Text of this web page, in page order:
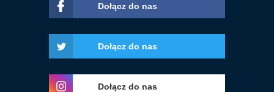
Dołącz do nas
Dołącz do nas
Dołącz do nas